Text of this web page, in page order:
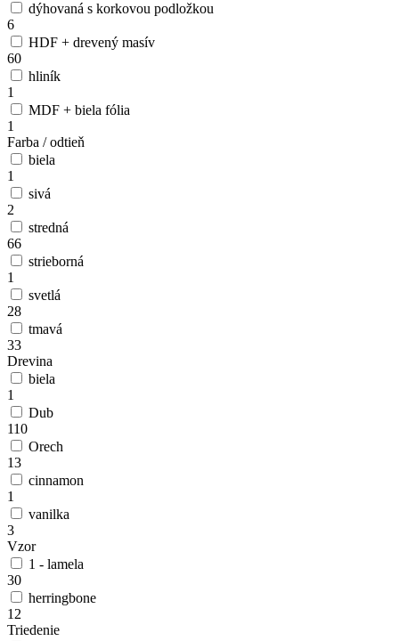
dýhovaná s korkovou podložkou
6
HDF + drevený masív
60
hliník
1
MDF + biela fólia
1
Farba / odtieň
biela
1
sivá
2
stredná
66
strieborná
1
svetlá
28
tmavá
33
Drevina
biela
1
Dub
110
Orech
13
cinnamon
1
vanilka
3
Vzor
1 - lamela
30
herringbone
12
Triedenie